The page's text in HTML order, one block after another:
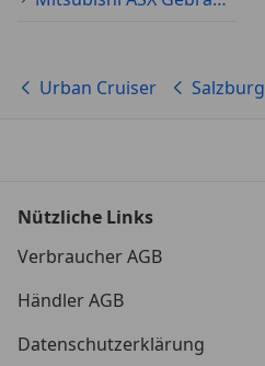
Urban Cruiser Salzburg
Nützliche Links
Verbraucher AGB
Händler AGB
Datenschutzerklärung